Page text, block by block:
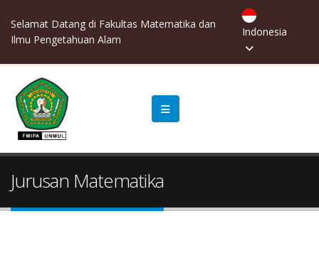
Selamat Datang di Fakultas Matematika dan
Ilmu Pengetahuan Alam
Indonesia
Jurusan Matematika